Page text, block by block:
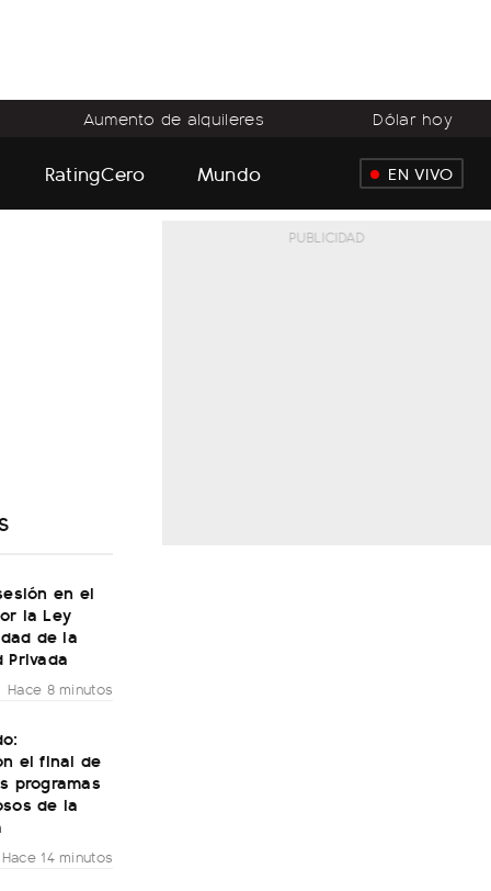
Aumento de alquileres Dólar hoy
RatingCero Mundo EN VIVO
en el
la Ley
de la
Privada
Hace 8 minutos
el final de
programas
de la
Hace 14 minutos